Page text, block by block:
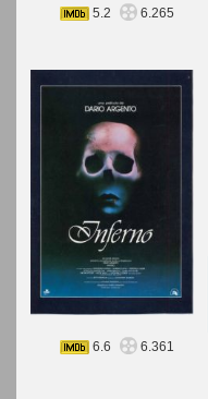
5.2
6.265
6.6
6.361